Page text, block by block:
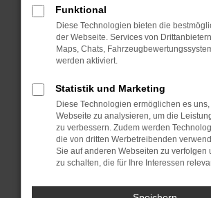
Starte dein Gerät neu.
Das kann manchmal helfen,
Probleme zu beheben.
Betriebssystem auf dem
sind.
Veraltete Software birgt nicht nur
Sicherheitsrisiko, sondern kann
führen, dass bestimmte
unterstützt werden.
Wende dich an den
Funktional
Diese Technologien bieten die
der Webseite. Services von
Maps, Chats,
werden aktiviert.
Statistik und Marketing
Diese Technologien ermöglichen es
Webseite zu analysieren, um die
zu verbessern. Zudem werden
die von dritten Werbetreibenden
Sie auf anderen Webseiten zu verfolgen
zu schalten, die für Ihre Interessen